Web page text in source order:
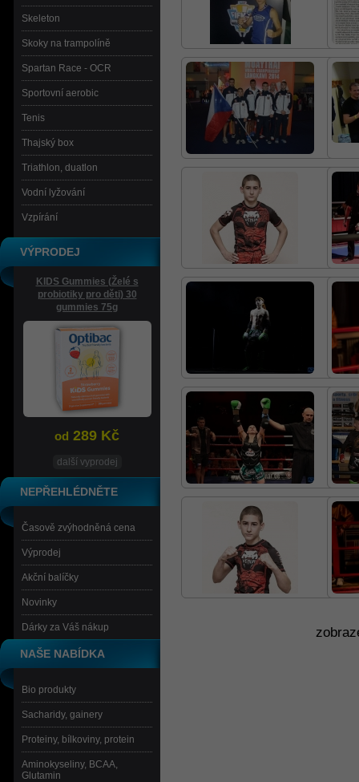
Skeleton
Skoky na trampolíně
Spartan Race - OCR
Sportovní aerobic
Tenis
Thajský box
Triathlon, duatlon
Vodní lyžování
Vzpírání
VÝPRODEJ
KIDS Gummies (Želé s
probiotiky pro děti) 30
gummies 75g
od 289 Kč
další vyprodej
NEPŘEHLÉDNĚTE
Časově zvýhodněná cena
Výprodej
Akční balíčky
Novinky
Dárky za Váš nákup
NAŠE NABÍDKA
Bio produkty
Sacharidy, gainery
Proteiny, bílkoviny, protein
Aminokyseliny, BCAA,
Glutamin